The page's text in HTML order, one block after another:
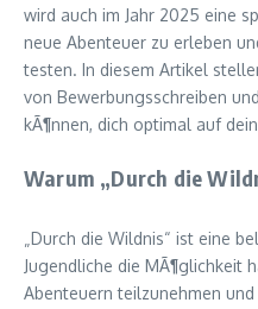
wird auch im Jahr 2025 eine
neue Abenteuer zu erleben
testen. In diesem Artikel
von Bewerbungsschreiben
kÃ¶nnen, dich optimal auf
Warum „Durch die
„Durch die Wildnis“ ist eine
Jugendliche die MÃ¶glichkeit
Abenteuern teilzunehmen